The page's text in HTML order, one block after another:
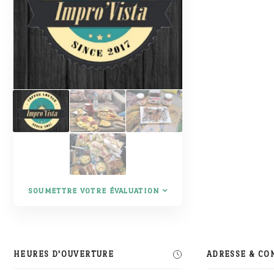
SOUMETTRE VOTRE ÉVALUATION
HEURES D'OUVERTURE ADRESSE &